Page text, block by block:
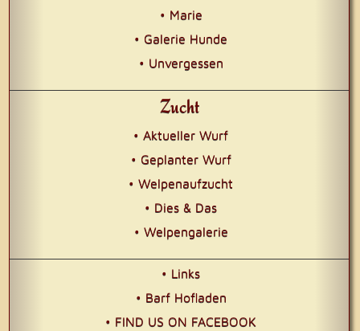
• Marie
• Galerie Hunde
• Unvergessen
Zucht
• Aktueller Wurf
• Geplanter Wurf
• Welpenaufzucht
• Dies & Das
• Welpengalerie
• Links
• Barf Hofladen
• FIND US ON FACEBOOK